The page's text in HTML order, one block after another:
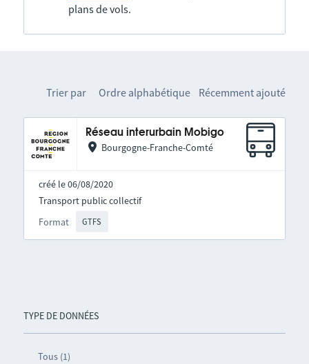
plans de vols.
TYPE DE DONNÉES
Tous (1)
Trier par Ordre alphabétique Récemment ajouté
Réseau interurbain Mobigo
Bourgogne-Franche-Comté
créé le 06/08/2020
Format GTFS
Transport public collectif